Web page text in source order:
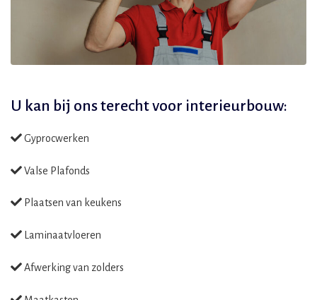
U kan bij ons terecht voor interieurbouw:
Gyprocwerken
Valse Plafonds
Plaatsen van keukens
Laminaatvloeren
Afwerking van zolders